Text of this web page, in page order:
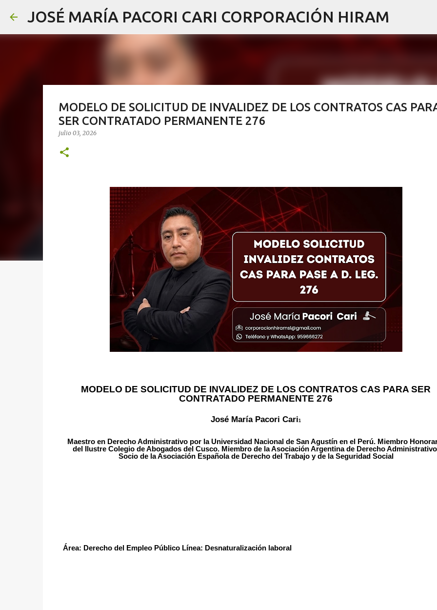
Ir al contenido principal
JOSÉ MARÍA PACORI CARI CORPORACIÓN HIRAM
MODELO DE SOLICITUD DE INVALIDEZ DE LOS CONTRATOS CAS
SER CONTRATADO PERMANENTE 276
julio 03, 2026
MODELO DE SOLICITUD DE INVALIDEZ DE LOS CONTRATOS CAS PARA SER
CONTRATADO PERMANENTE 276
José María Pacori Cari1
Maestro en Derecho Administrativo por la Universidad Nacional de San Agustín en el Perú. Miembro
del Ilustre Colegio de Abogados del Cusco. Miembro de la Asociación Argentina de Derecho
Socio de la Asociación Española de Derecho del Trabajo y de la Seguridad Social
Área: Derecho del Empleo Público Línea: Desnaturalización laboral